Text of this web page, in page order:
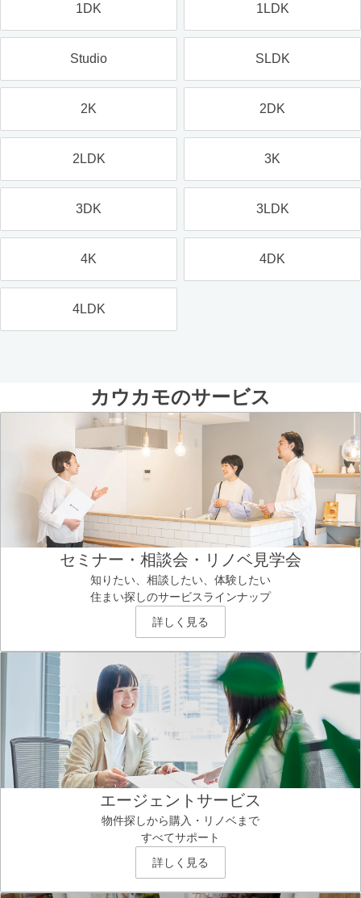
1DK 1LDK
Studio SLDK
2K 2DK
2LDK 3K
3DK 3LDK
4K 4DK
4LDK
カウカモのサービス
セミナー・相談会・リノベ見学会
知りたい、相談したい、体験したい
住まい探しのサービスラインナップ
詳しく見る
エージェントサービス
物件探しから購入・リノベまで
すべてサポート
詳しく見る